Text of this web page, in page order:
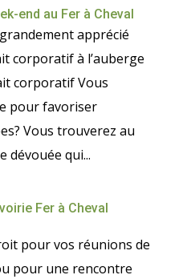
end au Fer à Cheval
apprécié
corporatif à l’auberge
corporatif Vous
pour favoriser
Vous trouverez au
dévouée qui...
Fer à Cheval
pour vos réunions de
pour une rencontre